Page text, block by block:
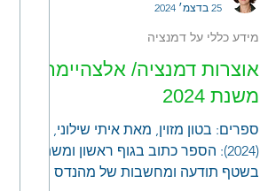
אוצרות דמנציה/ אלצהיימר
משנת 2024
ספרים: בטון מזוין, מאת איתי שילוני,
(2024): הספר כתוב בגוף ראשון ומשתף
בשטף תודעה ומחשבות של מהנדס
מידע כללי על דמנציה
25 בדצמ׳ 2024